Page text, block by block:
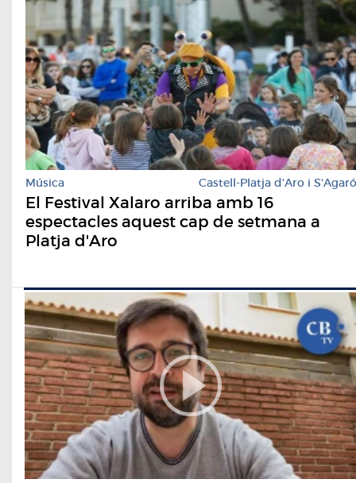
Música Castell-Platja d'Aro i S'Agaró
El Festival Xalaro arriba amb 16
espectacles aquest cap de setmana a
Platja d'Aro